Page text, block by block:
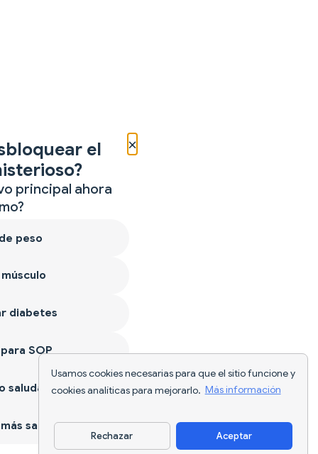
Usamos cookies necesarias para que el sitio funcione y
cookies analíticas para mejorarlo. Más información
Rechazar Aceptar
Descargar app
×
el
principal ahora
peso
diabetes
SOP
saludable
sano